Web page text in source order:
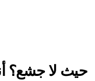
حيث لا جشع؟